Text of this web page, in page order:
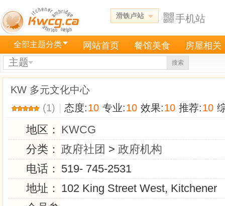
滑铁卢站 手机站
全部主题分类 网站首页 餐馆美食 房屋相关
主题 搜索
KW 多元文化中心
(1)
态度:10 专业:10 效果:10 推荐:10
地区： KWCG
分类： 政府社团 > 政府机构
电话： 519- 745-2531
地址： 102 King Street West, Kitchener